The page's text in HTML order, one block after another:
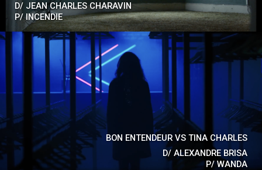
D/ JEAN CHARLES CHARAVIN
P/INCENDIE
BON ENTENDEUR VS TINA CHARLES
D/ ALEXANDRE BRISA
P/ WANDA